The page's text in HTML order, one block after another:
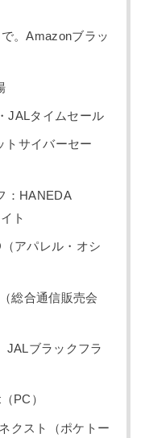
。Amazonブラッ
JALタイムセール
トサイバーセー
：HANEDA
ト
アパレル・オシ
総合通信販売会
JALブラックフラ
PC）
クスト（ポケトー